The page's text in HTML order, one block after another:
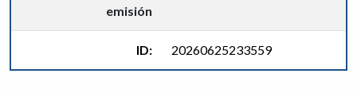
emisión
ID: 20260625233559